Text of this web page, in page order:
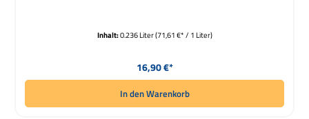
Inhalt:0.236 Liter(71,61 €* / 1 Liter)
Regulärer Preis:
16,90 €*
In den Warenkorb